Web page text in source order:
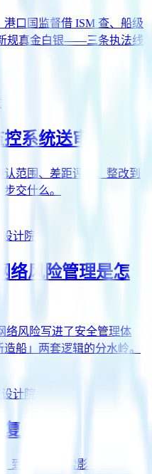
口国监督借 ISM 查、船级
规真金白银——三条执法线
系统送审
认范围、差距评估、整改到
交什么。
设计院
络风险管理是怎
络风险写进了安全管理体
船」两套逻辑的分水岭。
设计院
盘
，到 DNV 勒索影响上千条船